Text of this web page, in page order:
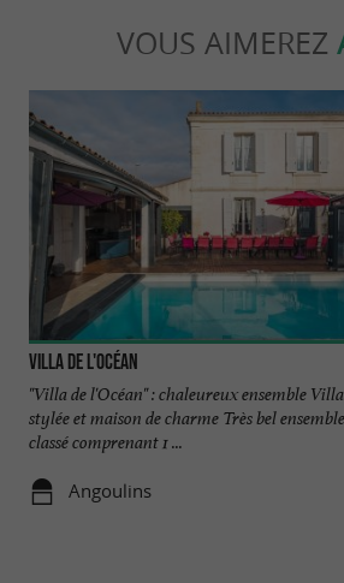
VOUS AIMEREZ
Villa de l'Océan
"Villa de l'Océan" : chaleureux ensemble Villa
stylée et maison de charme Très bel ensemble
classé comprenant 1 ...
Angoulins